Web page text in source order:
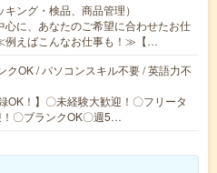
ング・検品、商品管理）
心に、あなたのご希望に合わせたお仕
例えばこんなお仕事も！≫【…
クOK / パソコンスキル不要 / 英語力不
OK！】〇未経験大歓迎！〇フリータ
〇ブランクOK〇週5…